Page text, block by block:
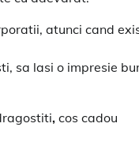
atunci cand
sa lasi o impresie
, cos cadou